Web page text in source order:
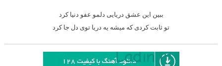
ببین این عشق دریایی دلمو عفو دنیا کرد
تو ثابت کردی که میشه یه دریا توی دل جا کرد